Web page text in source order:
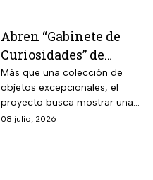
Abren “Gabinete de
Curiosidades” de
Ricardo y María Laura
Salinas con cerca de
300 piezas históricas
Más que una colección de
objetos excepcionales, el
proyecto busca mostrar una
forma de comprender la
08 julio, 2026